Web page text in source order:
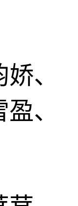
、
、